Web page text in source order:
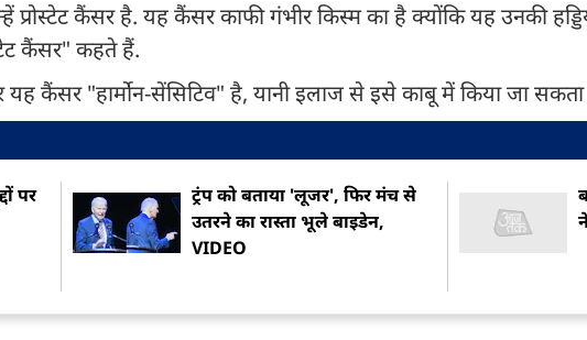
प्रोस्टेट कैंसर है. यह कैंसर काफी गंभीर किस्म का है क्योंकि यह उनकी
कैंसर" कहते हैं.
कैंसर "हार्मोन-सेंसिटिव" है, यानी इलाज से इसे काबू में किया जा
पर
ट्रंप को बताया 'लूजर', फिर मंच से
उतरने का रास्ता भूले बाइडेन,
VIDEO